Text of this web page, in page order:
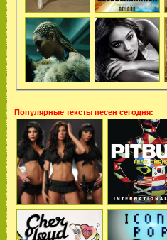
Популярные тексты песен сегодня: